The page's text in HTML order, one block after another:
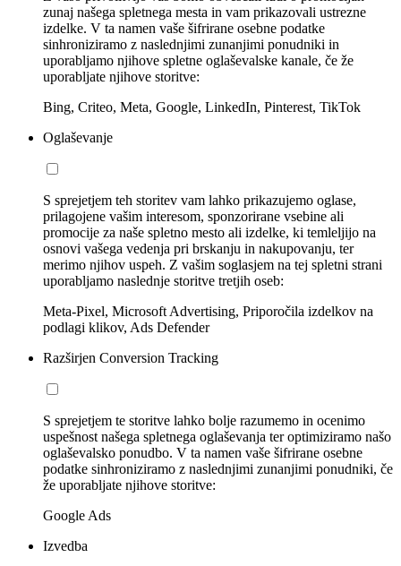
zunaj našega spletnega mesta in vam prikazovali ustrezne
izdelke. V ta namen vaše šifrirane osebne podatke
sinhroniziramo z naslednjimi zunanjimi ponudniki in
uporabljamo njihove spletne oglaševalske kanale, če že
uporabljate njihove storitve:
Bing, Criteo, Meta, Google, LinkedIn, Pinterest, TikTok
Oglaševanje
S sprejetjem teh storitev vam lahko prikazujemo oglase,
prilagojene vašim interesom, sponzorirane vsebine ali
promocije za naše spletno mesto ali izdelke, ki temleljijo na
osnovi vašega vedenja pri brskanju in nakupovanju, ter
merimo njihov uspeh. Z vašim soglasjem na tej spletni strani
uporabljamo naslednje storitve tretjih oseb:
Meta-Pixel, Microsoft Advertising, Priporočila izdelkov na
podlagi klikov, Ads Defender
Razširjen Conversion Tracking
S sprejetjem te storitve lahko bolje razumemo in ocenimo
uspešnost našega spletnega oglaševanja ter optimiziramo našo
oglaševalsko ponudbo. V ta namen vaše šifrirane osebne
podatke sinhroniziramo z naslednjimi zunanjimi ponudniki, če
že uporabljate njihove storitve:
Google Ads
Izvedba